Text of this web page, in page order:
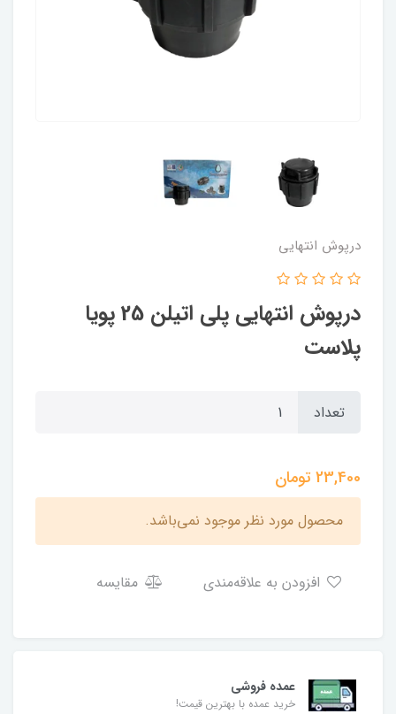
درپوش انتهایی
درپوش انتهایی پلی اتیلن 25 پویا
پلاست
تعداد
23,400تومان
محصول مورد نظر موجود نمی‌باشد.
مقایسه
عمده فروشی
خرید عمده با بهترین قیمت!